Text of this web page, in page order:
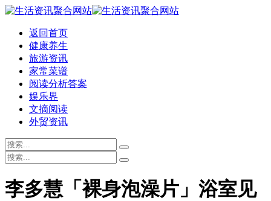
返回首页
健康养生
旅游资讯
家常菜谱
阅读分析答案
娱乐界
文摘阅读
外贸资讯
李多慧「裸身泡澡片」浴室见